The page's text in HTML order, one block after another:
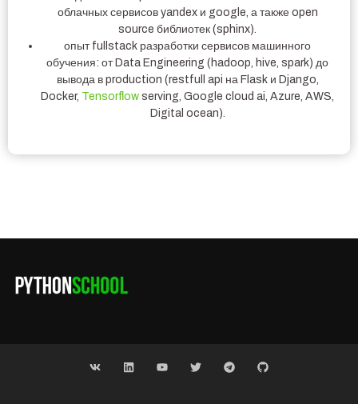
облачных сервисов yandex и google, а также open
source библиотек (sphinx).
опыт fullstack разработки сервисов машинного
обучения: от Data Engineering (hadoop, hive, spark) до
вывода в production (restfull api на Flask и Django,
Docker, Tensorflow serving, Google cloud ai, Azure, AWS,
Digital ocean).